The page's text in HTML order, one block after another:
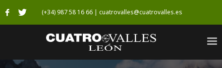
(+34) 987 58 16 66 | cuatrovalles@cuatrovalles.es